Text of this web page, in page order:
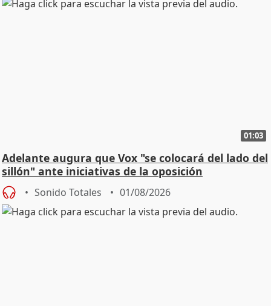
01:03
Adelante augura que Vox "se colocará del lado del
sillón" ante iniciativas de la oposición
Sonido Totales 01/08/2026